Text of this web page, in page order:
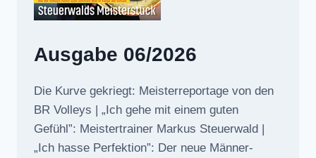
Ausgabe 06/2026
Die Kurve gekriegt: Meisterreportage von den
BR Volleys | „Ich gehe mit einem guten
Gefühl”: Meistertrainer Markus Steuerwald |
„Ich hasse Perfektion”: Der neue Männer-